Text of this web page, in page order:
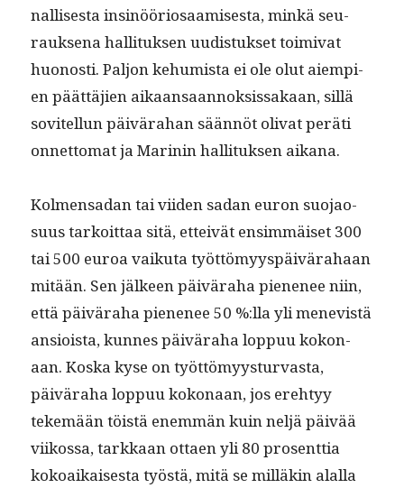
nal­lis­es­ta insinööriosaamis­es­ta, minkä seu­
rauk­se­na hal­li­tuk­sen uud­is­tuk­set toimi­vat
huonos­ti. Paljon kehu­mista ei ole olut aiem­pi­
en päät­täjien aikaansaan­nok­sis­sakaan, sil­lä
sovitel­lun päivära­han sään­nöt oli­vat peräti
onnet­tomat ja Marinin hal­li­tuk­sen aikana.
Kol­men­sadan tai viiden sadan euron suo­jao­
su­us tarkoit­taa sitä, etteivät ensim­mäiset 300
tai 500 euroa vaiku­ta työt­tömyyspäivära­haan
mitään. Sen jäl­keen päivära­ha piene­nee niin,
että päivära­ha piene­nee 50 %:lla yli menevistä
ansioista, kunnes päivära­ha lop­puu kokon­
aan. Kos­ka kyse on työt­tömyys­tur­vas­ta,
päivära­ha lop­puu kokon­aan, jos ere­htyy
tekemään töistä enem­män kuin neljä päivää
viikos­sa, tarkkaan ottaen yli 80 pros­ent­tia
kokoaikaises­ta työstä, mitä se mil­läkin alal­la